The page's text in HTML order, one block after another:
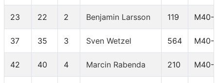
23 22 2 Benjamin Larsson 119 M40-
37 35 3 Sven Wetzel 564 M40-
42 40 4 Marcin Rabenda 210 M40-